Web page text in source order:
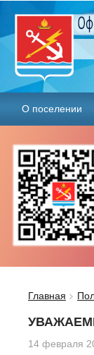
О поселении
Главная
14 февраля